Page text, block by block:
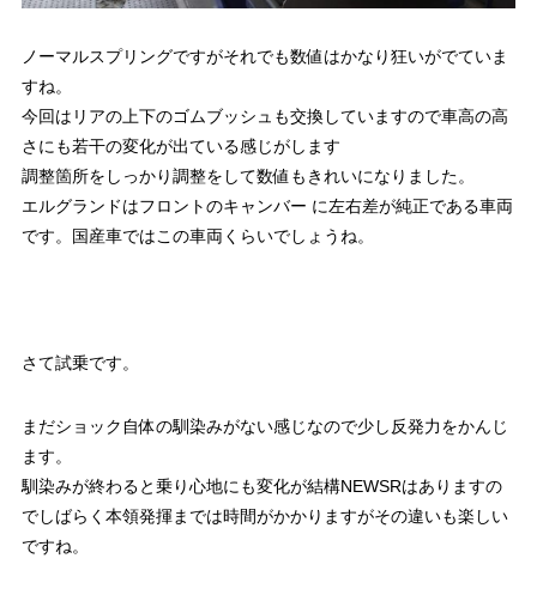
ノーマルスプリングですがそれでも数値はかなり狂いがでていま
すね。
今回はリアの上下のゴムブッシュも交換していますので車高の高
さにも若干の変化が出ている感じがします
調整箇所をしっかり調整をして数値もきれいになりました。
エルグランドはフロントのキャンバー に左右差が純正である車両
です。国産車ではこの車両くらいでしょうね。
さて試乗です。
まだショック自体の馴染みがない感じなので少し反発力をかんじ
ます。
馴染みが終わると乗り心地にも変化が結構NEWSRはありますの
でしばらく本領発揮までは時間がかかりますがその違いも楽しい
ですね。